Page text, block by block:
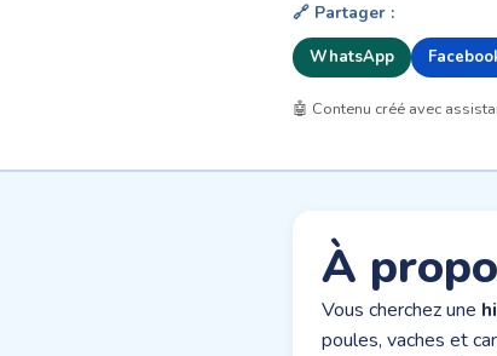
🔗 Partager :
WhatsApp
🤖 Contenu créé avec
À
Vous cherchez une
poules, vaches et